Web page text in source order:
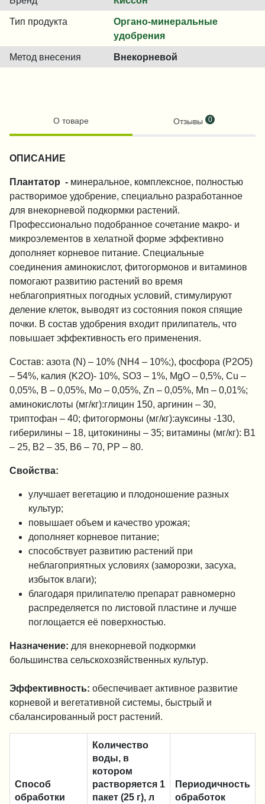
Тип продукта
Органо-минеральные
удобрения
Метод внесения Внекорневой
О товаре Отзывы 0
ОПИСАНИЕ
Плантатор - минеральное, комплексное, полностью
растворимое удобрение, специально разработанное
для внекорневой подкормки растений.
Профессионально подобранное сочетание макро- и
микроэлементов в хелатной форме эффективно
дополняет корневое питание. Специальные
соединения аминокислот, фитогормонов и витаминов
помогают развитию растений во время
неблагоприятных погодных условий, стимулируют
деление клеток, выводят из состояния покоя спящие
почки. В состав удобрения входит прилипатель, что
повышает эффективность его применения.
Состав: азота (N) – 10% (NH4 – 10%;), фосфора (P2O5)
– 54%, калия (K2O)- 10%, SO3 – 1%, MgO – 0,5%, Cu –
0,05%, B – 0,05%, Mo – 0,05%, Zn – 0,05%, Mn – 0,01%;
аминокислоты (мг/кг):глицин 150, аргинин – 30,
триптофан – 40; фитогормоны (мг/кг):ауксины -130,
гиберилины – 18, цитокинины – 35; витамины (мг/кг): B1
– 25, B2 – 35, B6 – 70, PP – 80.
Свойства:
улучшает вегетацию и плодоношение разных
культур;
повышает объем и качество урожая;
дополняет корневое питание;
способствует развитию растений при
неблагоприятных условиях (заморозки, засуха,
избыток влаги);
благодаря прилипателю препарат равномерно
распределяется по листовой пластине и лучше
поглощается её поверхностью.
Назначение: для внекорневой подкормки
большинства сельскохозяйственных культур.
Эффективность: обеспечивает активное развитие
корневой и вегетативной системы, быстрый и
сбалансированный рост растений.
Способ
обработки
Количество
воды, в
котором
растворяется 1
пакет (25 г), л
Периодичность
обработок